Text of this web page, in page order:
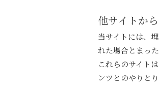
他サイトか
当サイトには、
れた場合とまっ
これらのサイト
ンツとのやりと